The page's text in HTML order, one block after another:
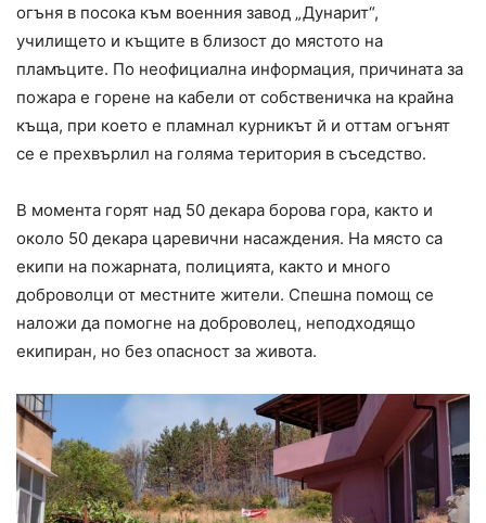
огъня в посока към военния завод „Дунарит“,
училището и къщите в близост до мястото на
пламъците. По неофициална информация, причината за
пожара е горене на кабели от собственичка на крайна
къща, при което е пламнал курникът й и оттам огънят
се е прехвърлил на голяма територия в съседство.
В момента горят над 50 декара борова гора, както и
около 50 декара царевични насаждения. На място са
екипи на пожарната, полицията, както и много
доброволци от местните жители. Спешна помощ се
наложи да помогне на доброволец, неподходящо
екипиран, но без опасност за живота.